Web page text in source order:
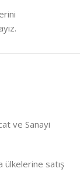
ve Sanayi
ülkelerine satış